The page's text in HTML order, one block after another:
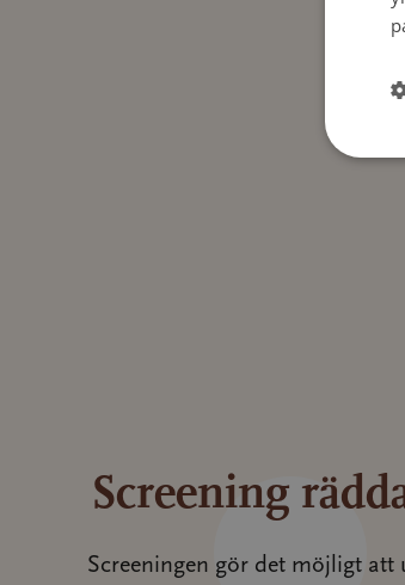
Screening
Screeningen gör det möjligt att